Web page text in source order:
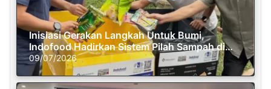
Inisiasi Gerakan Langkah Untuk Bumi,
Indofood Hadirkan Sistem Pilah Sampah di
Semasa Piknik
09/07/2026